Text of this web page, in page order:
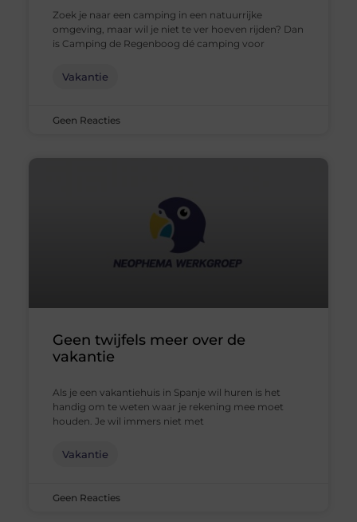
Zoek je naar een camping in een natuurrijke
omgeving, maar wil je niet te ver hoeven rijden? Dan
is Camping de Regenboog dé camping voor
Vakantie
Geen Reacties
Geen twijfels meer over de
vakantie
Als je een vakantiehuis in Spanje wil huren is het
handig om te weten waar je rekening mee moet
houden. Je wil immers niet met
Vakantie
Geen Reacties